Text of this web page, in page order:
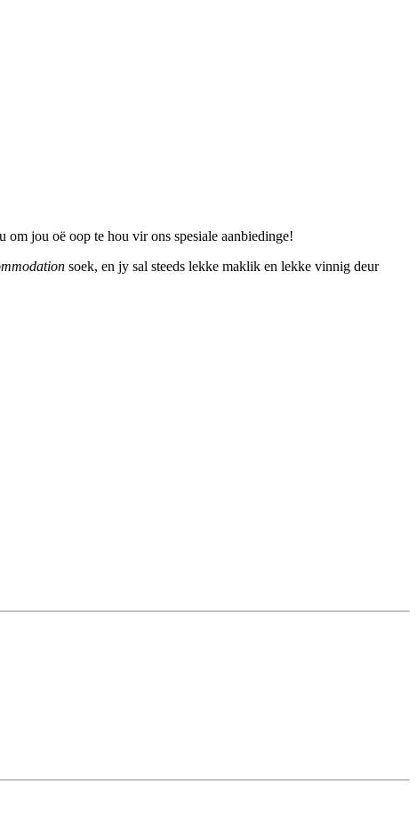
om jou oë oop te hou vir ons spesiale aanbiedinge!
soek, en jy sal steeds lekke maklik en lekke vinnig deur